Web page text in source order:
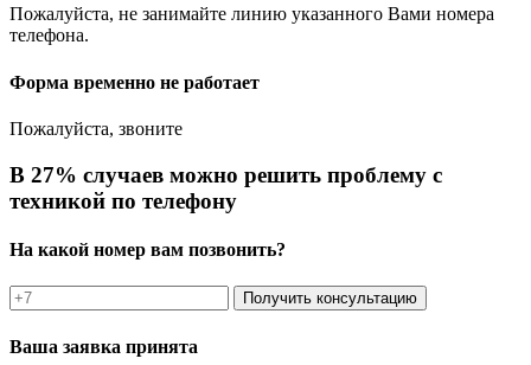
Пожалуйста, не занимайте линию указанного Вами номера
телефона.
Форма временно не работает
Пожалуйста, звоните
В 27% случаев можно решить проблему с
техникой по телефону
На какой номер вам позвонить?
Получить консультацию
Ваша заявка принята